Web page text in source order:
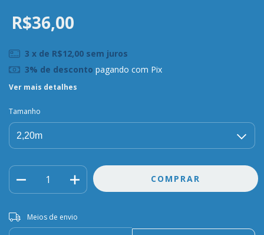
R$36,00
3 x de R$12,00 sem juros
3% de desconto pagando com Pix
Ver mais detalhes
Tamanho
Entregas para o CEP:
Meios de envio